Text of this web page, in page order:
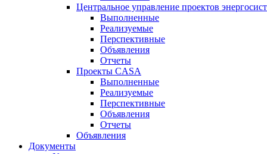
Центральное управление проектов
Выполненные
Реализуемые
Перспективные
Объявления
Отчеты
Проекты CASA
Выполненные
Реализуемые
Перспективные
Объявления
Отчеты
Объявления
Документы